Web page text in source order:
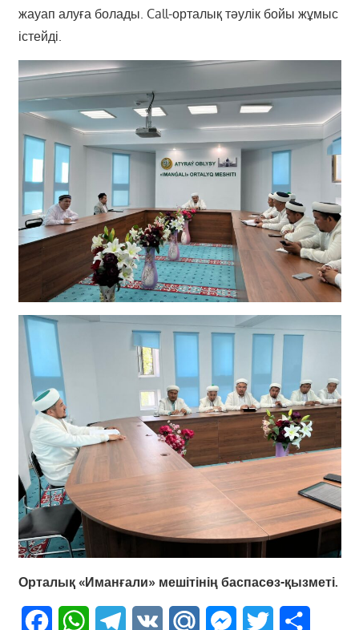
жауап алуға болады. Call-орталық тәулік бойы жұмыс
істейді.
Орталық «Иманғали» мешітінің баспасөз-қызметі.
FacebookWhatsAppTelegram
VK Mail.Ru Messenger
Twitter